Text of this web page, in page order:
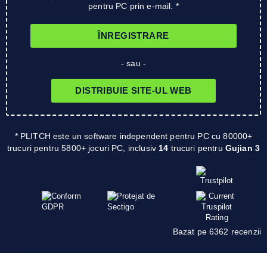
pentru PC prin e-mail. *
ÎNREGISTRARE
- sau -
DISTRIBUIE SITE-UL WEB
* PLITCH este un software independent pentru PC cu 80000+
trucuri pentru 5800+ jocuri PC, inclusiv 14 trucuri pentru Gujian 3
Bazat pe 6362 recenzii